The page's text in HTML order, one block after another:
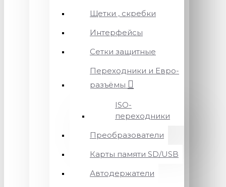
Щетки , скребки
Интерфейсы
Сетки защитные
Переходники и Евро-
разъёмы
ISO-
переходники
Преобразователи
Карты памяти SD/USB
Автодержатели